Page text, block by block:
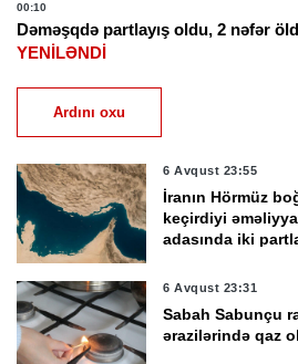
00:10
Dəməşqdə partlayış oldu, 2 nəfər
YENİLƏNDİ
Ardını oxu
6 Avqust 23:55
İranın Hörmüz
keçirdiyi
adasında iki
6 Avqust 23:31
Sabah Sabunçu
ərazilərində qaz